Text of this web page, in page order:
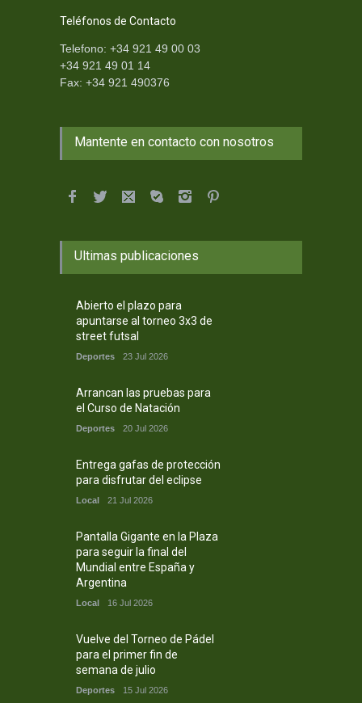
Teléfonos de Contacto
Telefono: +34 921 49 00 03
+34 921 49 01 14
Fax: +34 921 490376
Mantente en contacto con nosotros
Ultimas publicaciones
Abierto el plazo para
apuntarse al torneo 3x3 de
street futsal
Deportes 23 Jul 2026
Arrancan las pruebas para
el Curso de Natación
Deportes 20 Jul 2026
Entrega gafas de protección
para disfrutar del eclipse
Local 21 Jul 2026
Pantalla Gigante en la Plaza
para seguir la final del
Mundial entre España y
Argentina
Local 16 Jul 2026
Vuelve del Torneo de Pádel
para el primer fin de
semana de julio
Deportes 15 Jul 2026